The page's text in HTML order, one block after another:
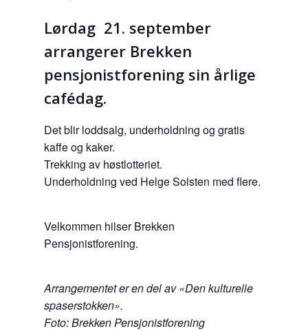
Lørdag 21. september
arrangerer Brekken
pensjonistforening sin årlige
cafédag.
Det blir loddsalg, underholdning og gratis
kaffe og kaker.
Trekking av høstlotteriet.
Underholdning ved Helge Solsten med flere.
Velkommen hilser Brekken
Pensjonistforening.
Arrangementet er en del av «Den kulturelle
spaserstokken».
Foto: Brekken Pensjonistforening